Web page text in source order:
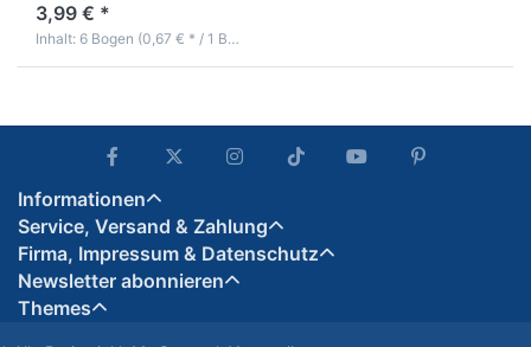
3,99 € *
Inhalt: 6 Bogen (0,67 € * / 1 Bogen)
Informationen
Service, Versand & Zahlung
Firma, Impressum & Datenschutz
Newsletter abonnieren
Themes